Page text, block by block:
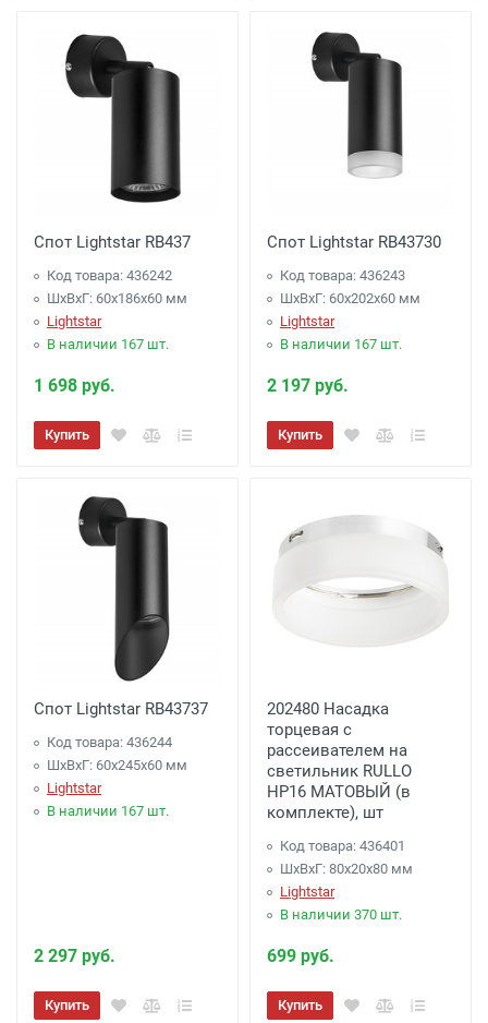
Спот Lightstar RB437
Код товара: 436242
ШхВхГ: 60x186x60 мм
Lightstar
В наличии 167 шт.
1 698 руб.
Купить
Спот Lightstar RB43730
Код товара: 436243
ШхВхГ: 60x202x60 мм
Lightstar
В наличии 167 шт.
2 197 руб.
Купить
Спот Lightstar RB43737
Код товара: 436244
ШхВхГ: 60x245x60 мм
Lightstar
В наличии 167 шт.
2 297 руб.
Купить
202480 Насадка
торцевая с
рассеивателем на
светильник RULLO
HP16 МАТОВЫЙ (в
комплекте), шт
Код товара: 436401
ШхВхГ: 80x20x80 мм
Lightstar
В наличии 370 шт.
699 руб.
Купить